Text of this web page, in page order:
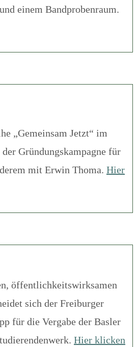
einem Bandprobenraum.
„Gemeinsam Jetzt“ im
Gründungskampagne für
mit Erwin Thoma. Hier
öffentlichkeitswirksamen
sich der Freiburger
für die Vergabe der Basler
Hier klicken